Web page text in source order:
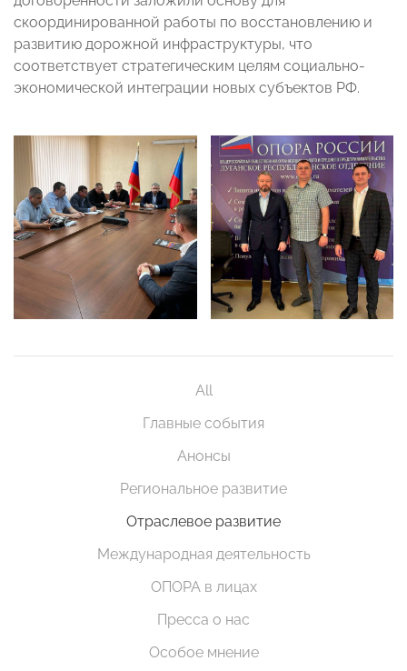
скоординированной работы по восстановлению и
развитию дорожной инфраструктуры, что
соответствует стратегическим целям социально-
экономической интеграции новых субъектов РФ.
All
Главные события
Анонсы
Региональное развитие
Отраслевое развитие
Международная деятельность
ОПОРА в лицах
Пресса о нас
Особое мнение